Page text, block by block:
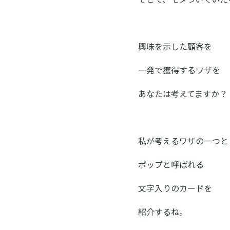
興味を示した顧客を
一発で獲得するワザを
あなたは考えてますか？
私が考えるワザの一つ
ポップと呼ばれる
文字入りのカードを
紹介するね。